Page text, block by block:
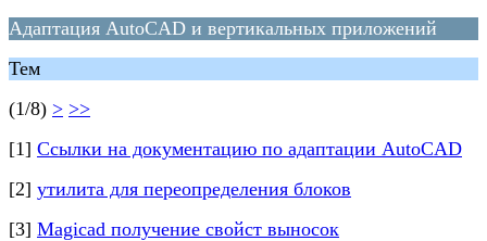
Адаптация AutoCAD и вертикальных приложений
Тем
(1/8) > >>
[1] Ссылки на документацию по адаптации AutoCAD
[2] утилита для переопределения блоков
[3] Magicad получение свойст выносок